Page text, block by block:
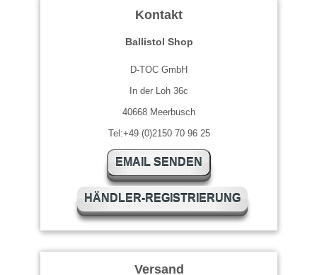
Kontakt
Ballistol Shop
D-TOC GmbH
In der Loh 36c
40668 Meerbusch
Tel:+49 (0)2150 70 96 25
EMAIL SENDEN
HÄNDLER-REGISTRIERUNG
Versand